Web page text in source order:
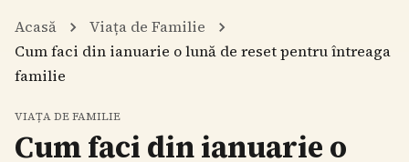
Acasă
Viața de Familie
Cum faci din ianuarie o lună de reset pentru întreaga
familie
VIAȚA DE FAMILIE
Cum faci din ianuarie o